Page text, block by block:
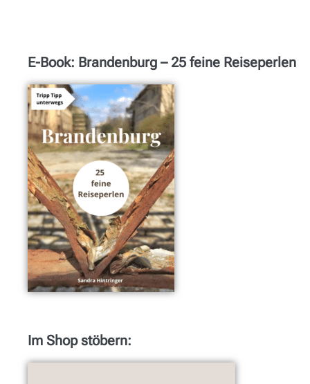
E-Book: Brandenburg – 25 feine Reiseperlen
Im Shop stöbern: